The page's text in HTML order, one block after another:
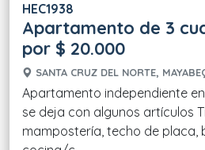
HEC1938
Apartamento de 3
por $ 20.000
SANTA CRUZ DEL NORTE,
Apartamento independiente
se deja con algunos artículos
mampostería, techo de placa,